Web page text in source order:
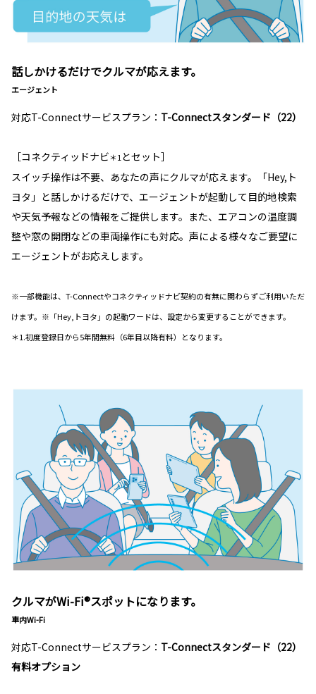
話しかけるだけでクルマが応えます。
エージェント
対応T-Connectサービスプラン： T-Connectスタンダード（22）
［コネクティッドナビ＊1とセット］
スイッチ操作は不要、あなたの声にクルマが応えます。「Hey,ト
ヨタ」と話しかけるだけで、エージェントが起動して目的地検索
や天気予報などの情報をご提供します。また、エアコンの温度調
整や窓の開閉などの車両操作にも対応。声による様々なご要望に
エージェントがお応えします。
※一部機能は、T-Connectやコネクティッドナビ契約の有無に関わらずご利用いただ
けます。※「Hey,トヨタ」の起動ワードは、設定から変更することができます。
＊1.初度登録日から5年間無料（6年目以降有料）となります。
クルマがWi-Fi®スポットになります。
車内Wi-Fi
対応T-Connectサービスプラン： T-Connectスタンダード（22）
有料オプション